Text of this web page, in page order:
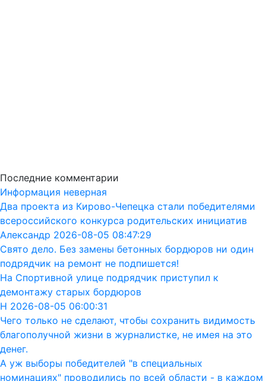
Последние комментарии
Информация неверная
Два проекта из Кирово-Чепецка стали победителями
всероссийского конкурса родительских инициатив
Александр 2026-08-05 08:47:29
Свято дело. Без замены бетонных бордюров ни один
подрядчик на ремонт не подпишется!
На Спортивной улице подрядчик приступил к
демонтажу старых бордюров
Н 2026-08-05 06:00:31
Чего только не сделают, чтобы сохранить видимость
благополучной жизни в журналистке, не имея на это
денег.
А уж выборы победителей "в специальных
номинациях" проводились по всей области - в каждом